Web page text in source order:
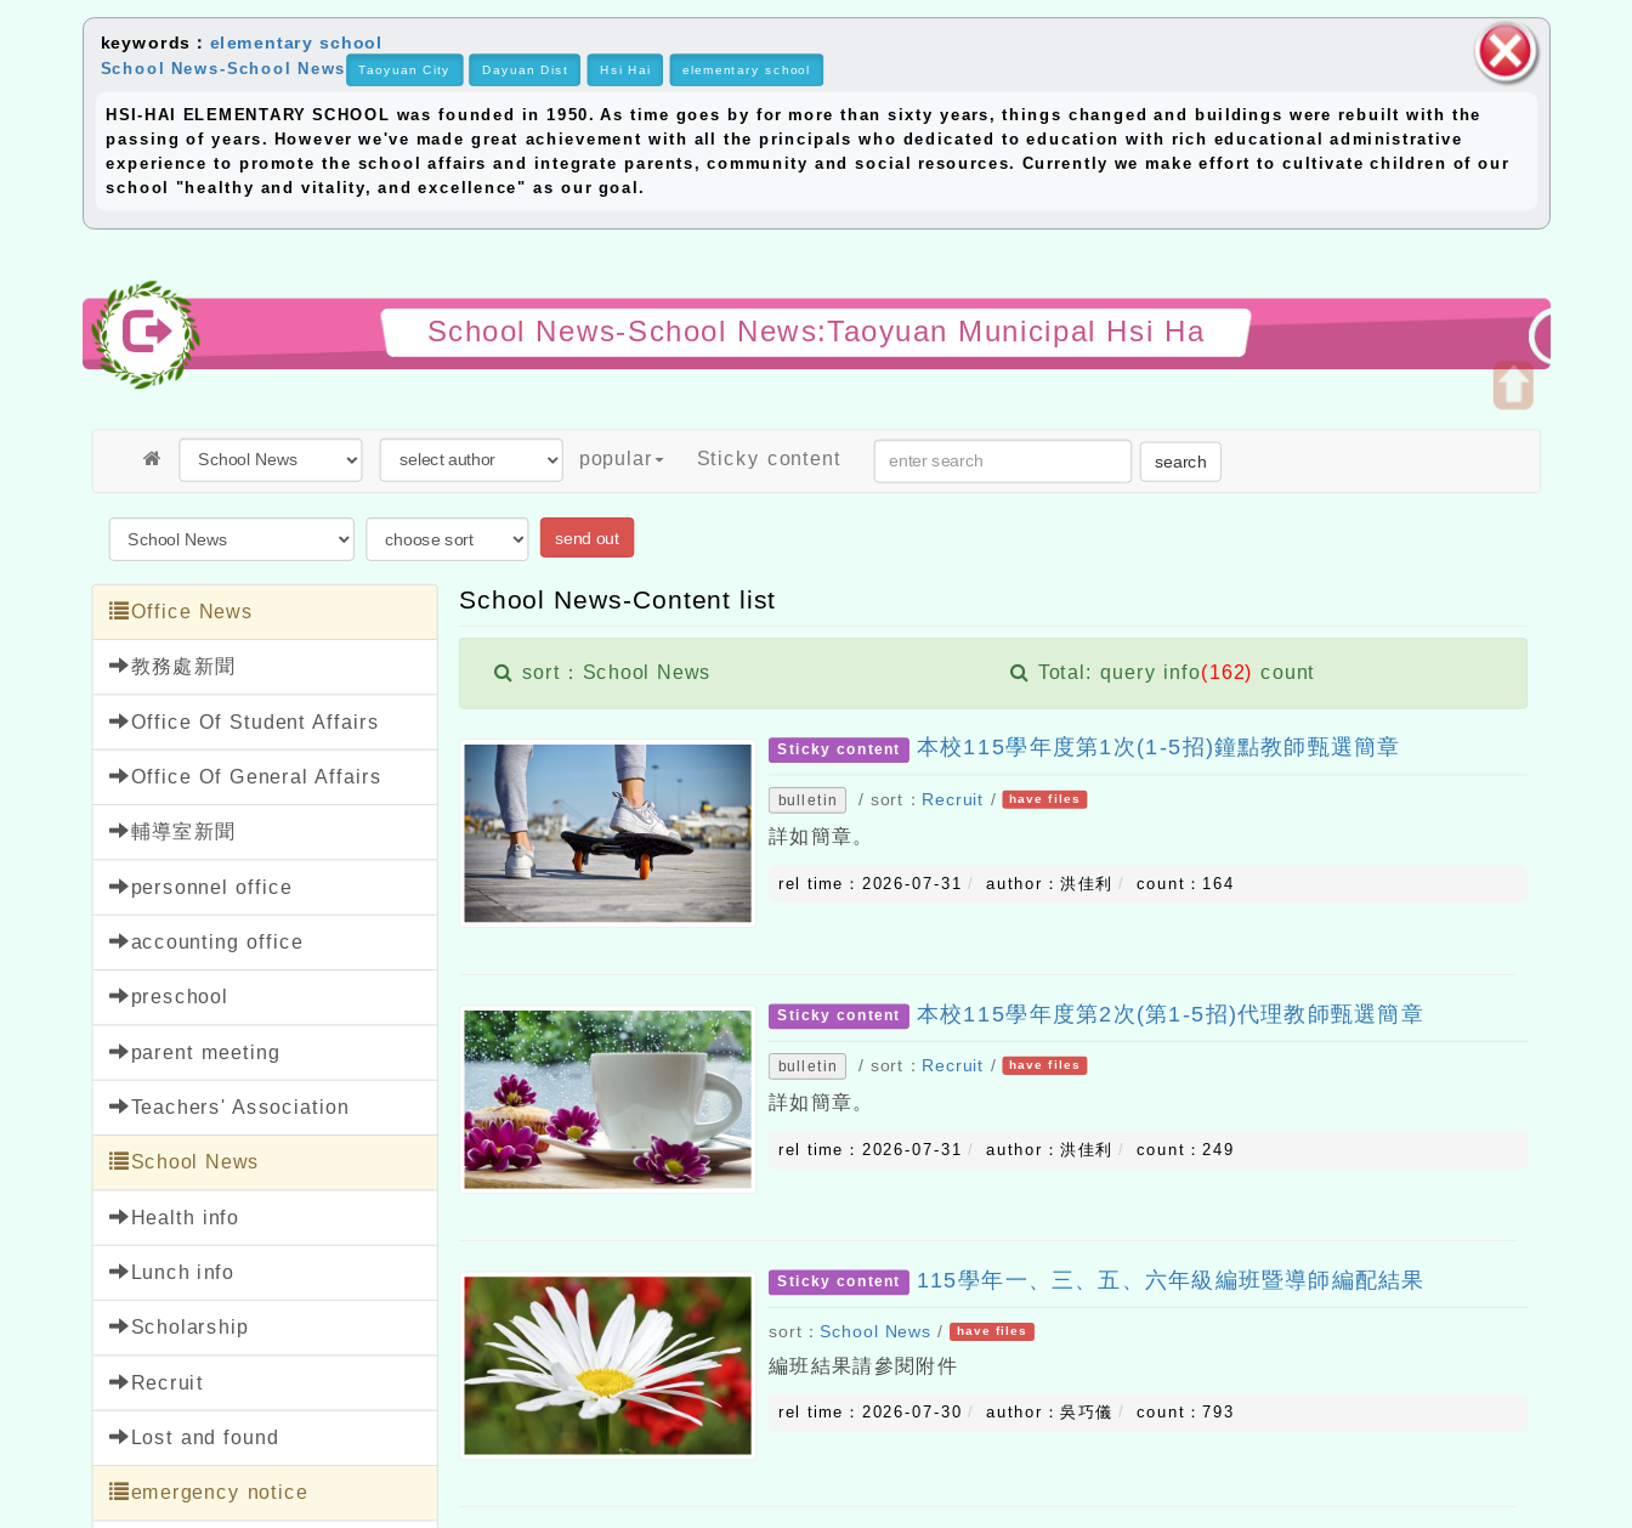
block
keywords： elementary school
School News-School News Taoyuan City Dayuan Dist Hsi Hai elementary school
HSI-HAI ELEMENTARY SCHOOL was founded in 1950. As time goes by for more than sixty years, things changed and buildings were rebuilt with the
passing of years. However we've made great achievement with all the principals who dedicated to education with rich educational administrative
experience to promote the school affairs and integrate parents, community and social resources. Currently we make effort to cultivate children of our
school "healthy and vitality, and excellence" as our goal.
School News-School News:Taoyuan Municipal Hsi Ha
popular Sticky content search
send out
Office News
教務處新聞
Office Of Student Affairs
Office Of General Affairs
輔導室新聞
personnel office
accounting office
preschool
parent meeting
Teachers' Association
School News
Health info
Lunch info
Scholarship
Recruit
Lost and found
emergency notice
School News-Content list
sort：School News Total: query info(162) count
Sticky content 本校115學年度第1次(1-5招)鐘點教師甄選簡章
bulletin / sort： Recruit / have files
詳如簡章。
rel time：2026-07-31 author：洪佳利 count：164
Sticky content 本校115學年度第2次(第1-5招)代理教師甄選簡章
bulletin / sort： Recruit / have files
詳如簡章。
rel time：2026-07-31 author：洪佳利 count：249
Sticky content 115學年一、三、五、六年級編班暨導師編配結果
sort： School News / have files
編班結果請參閱附件
rel time：2026-07-30 author：吳巧儀 count：793